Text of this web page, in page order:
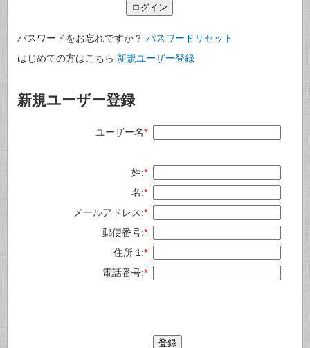
パスワードをお忘れですか？ パスワードリセット
はじめての方はこちら 新規ユーザー登録
新規ユーザー登録
ユーザー名*
姓:*
名:*
メールアドレス:*
郵便番号:*
住所 1:*
電話番号:*